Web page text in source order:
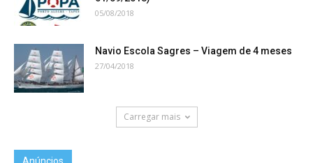
05/08/2018
Navio Escola Sagres – Viagem de 4 meses
27/04/2018
Carregar mais